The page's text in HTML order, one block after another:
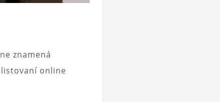
znamená
online